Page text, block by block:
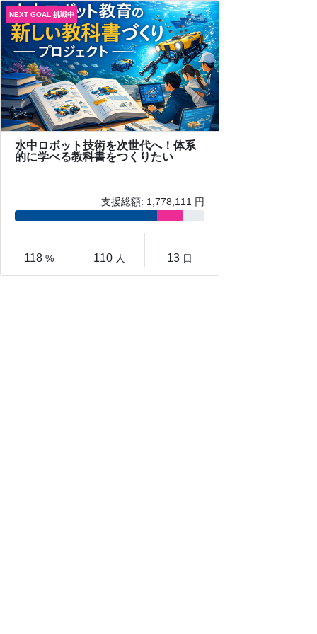
水中ロボット技術を次世代へ！体系
的に学べる教科書をつくりたい
支援総額: 1,778,111 円
118% 110 人 13 日